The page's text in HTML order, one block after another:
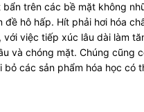
trên các bề mặt không
hô hấp. Hít phải hơi hóa
việc tiếp xúc lâu dài làm
chóng mặt. Chúng cũng
các sản phẩm hóa học có